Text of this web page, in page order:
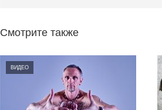
Смотрите также
ВИДЕО